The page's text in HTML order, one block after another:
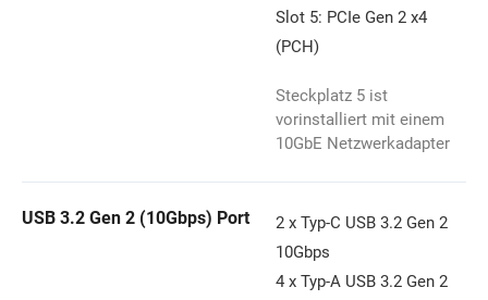
Slot 5: PCIe Gen 2 x4
(PCH)
Steckplatz 5 ist
vorinstalliert mit einem
10GbE Netzwerkadapter
USB 3.2 Gen 2 (10Gbps) Port
2 x Typ-C USB 3.2 Gen 2
10Gbps
4 x Typ-A USB 3.2 Gen 2